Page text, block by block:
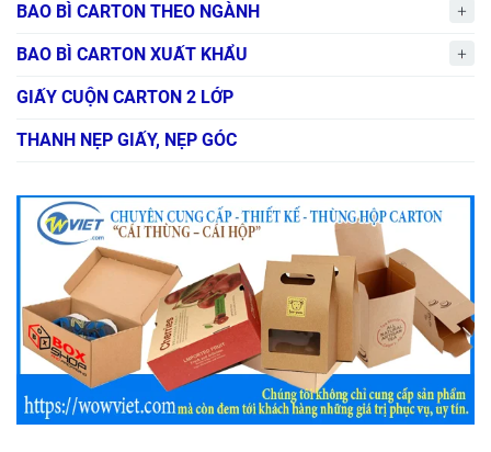
BAO BÌ CARTON THEO NGÀNH
BAO BÌ CARTON XUẤT KHẨU
GIẤY CUỘN CARTON 2 LỚP
THANH NẸP GIẤY, NẸP GÓC